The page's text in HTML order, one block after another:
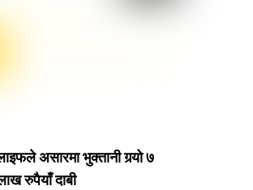
असारमा भुक्तानी गर्‍यो ७
रुपैयाँ दाबी